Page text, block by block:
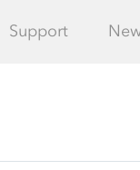
Support